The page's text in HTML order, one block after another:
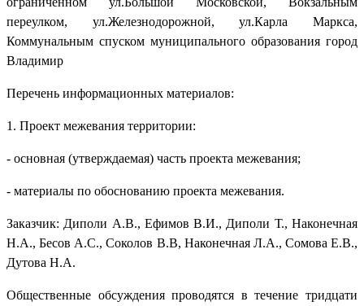
переулком, ул.Железнодорожной, ул.Карла Маркса,
Коммунальным спуском муниципального образования город
Владимир
Перечень информационных материалов:
1. Проект межевания территории:
- основная (утверждаемая) часть проекта межевания;
- материалы по обоснованию проекта межевания.
Заказчик: Диполи А.В., Ефимов В.И., Диполи Т., Наконечная
Н.А., Бесов А.С., Соколов В.В, Наконечная Л.А., Сомова Е.В.,
Дутова Н.А.
Общественные обсуждения проводятся в течение тридцати